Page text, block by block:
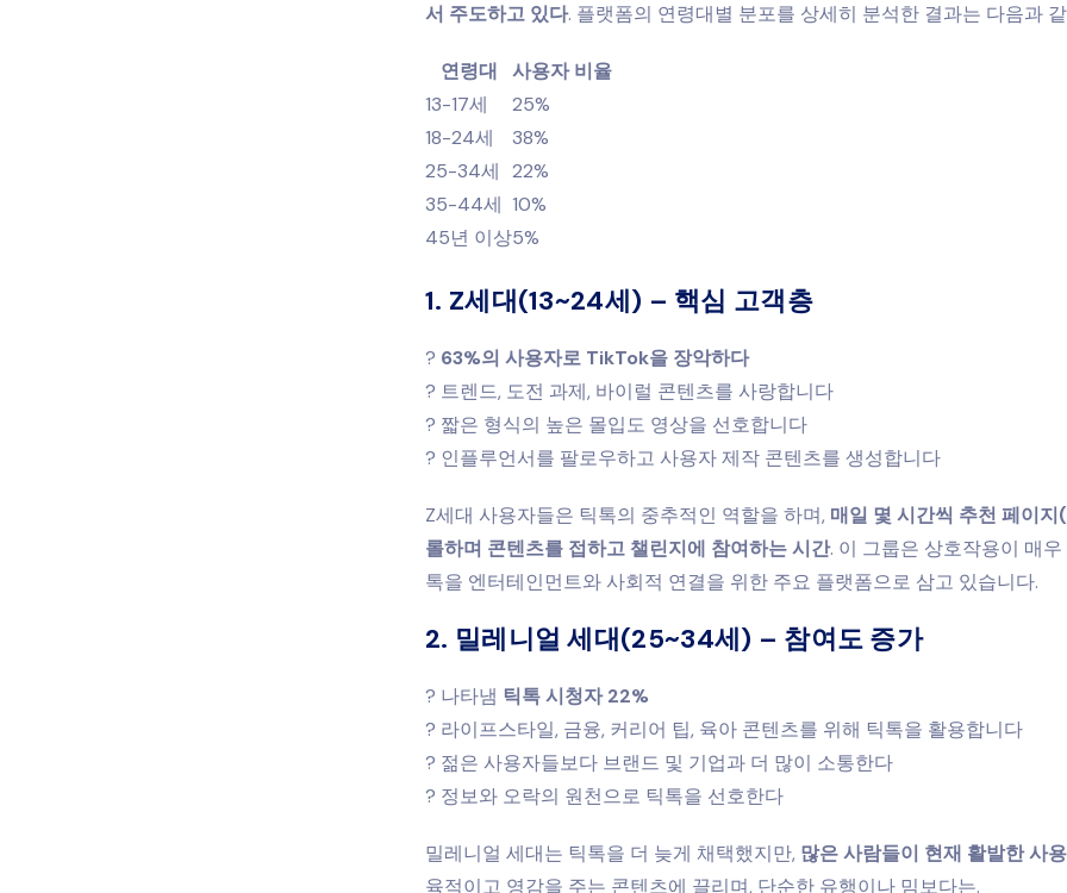
서 주도하고 있다. 플랫폼의 연령대별 분포를 상세히 분석한 결과는 다음과
연령대
사용자 비율
13-17세
25%
18-24세
38%
25-34세 22%
35-44세 10%
45년 이상5%
1. Z세대(13~24세) – 핵심 고객층
? 63%의 사용자로 TikTok을 장악하다
? 트렌드, 도전 과제, 바이럴 콘텐츠를 사랑합니다
? 짧은 형식의 높은 몰입도 영상을 선호합니다
? 인플루언서를 팔로우하고 사용자 제작 콘텐츠를 생성합니다
Z세대 사용자들은 틱톡의 중추적인 역할을 하며, 매일 몇 시간씩 추천 페이지
롤하며 콘텐츠를 접하고 챌린지에 참여하는 시간. 이 그룹은 상호작용이 매우
톡을 엔터테인먼트와 사회적 연결을 위한 주요 플랫폼으로 삼고 있습니다.
2. 밀레니얼 세대(25~34세) – 참여도 증가
? 나타냄 틱톡 시청자 22%
? 라이프스타일, 금융, 커리어 팁, 육아 콘텐츠를 위해 틱톡을 활용합니다
? 젊은 사용자들보다 브랜드 및 기업과 더 많이 소통한다
? 정보와 오락의 원천으로 틱톡을 선호한다
밀레니얼 세대는 틱톡을 더 늦게 채택했지만, 많은 사람들이 현재 활발한 사
육적이고 영감을 주는 콘텐츠에 끌리며, 단순한 유행이나 밈보다는.